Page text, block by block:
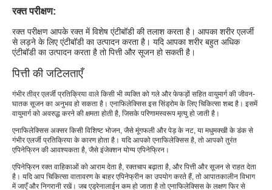
रक्त परीक्षण:
रक्त परीक्षण आपके रक्त में विशेष एंटीबॉडी की तलाश करता है। आपका शरीर एलर्जी
से लड़ने के लिए एंटीबॉडी का उत्पादन करता है। यदि आपका शरीर बहुत अधिक
एंटीबॉडी का उत्पादन करता है तो पित्ती और सूजन हो सकती है।
पित्ती की जटिलताएँ
गंभीर तीव्र एलर्जी प्रतिक्रिया वाले किसी भी व्यक्ति को गले और फेफड़ों सहित वायुमार्ग की जीवन-
घातक सूजन का अनुभव हो सकता है। एनाफिलेक्सिस इस सिंड्रोम के लिए चिकित्सा शब्द है। इसमें
वायुमार्ग को अवरुद्ध करने की क्षमता होती है, जिसके परिणामस्वरूप मृत्यु हो जाती है।
एनाफिलेक्सिस अक्सर किसी विशिष्ट भोजन, जैसे मूंगफली और पेड़ के नट, या मधुमक्खी के डंक से
गंभीर एलर्जी प्रतिक्रिया के कारण होता है। यदि आपको एनाफिलेक्सिस है, तो आपको तुरंत
एपिनेफ्रिन की आवश्यकता है, जैसे इंजेक्शन योग्य एपिनेफ्रिन।
एपिनेफ्रिन रक्त वाहिकाओं को आराम देता है, रक्तचाप बढ़ाता है, और पित्ती और सूजन से राहत देता
है। यदि आप चिकित्सा वातावरण के बाहर एपिनेफ्रीन का उपयोग करते हैं, तो आपातकालीन विभाग
में जाएँ और निगरानी रखें। जब एड्रेनालाईन कम हो जाता है तो एनाफिलेक्सिस के लक्षण फिर से